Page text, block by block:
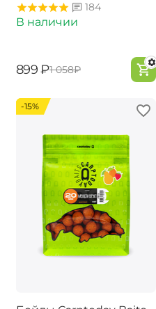
184
В наличии
‍899‍ ₽‍1 058‍₽
-15%